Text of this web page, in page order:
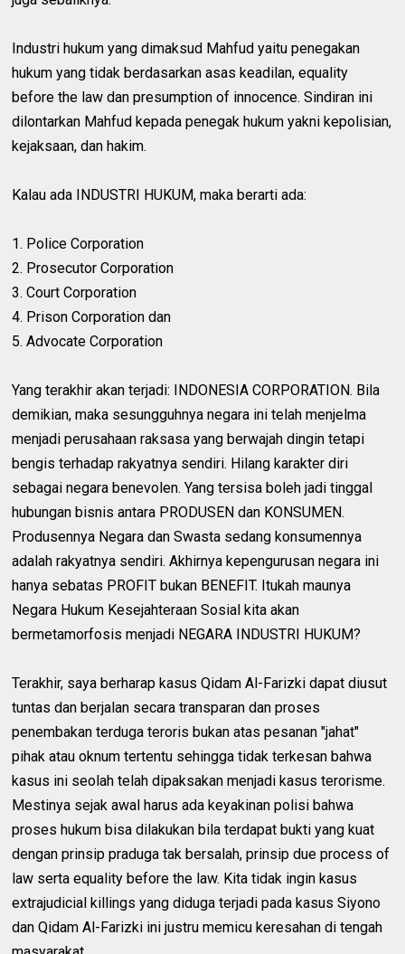
Industri hukum yang dimaksud Mahfud yaitu penegakan
hukum yang tidak berdasarkan asas keadilan, equality
before the law dan presumption of innocence. Sindiran ini
dilontarkan Mahfud kepada penegak hukum yakni kepolisian,
kejaksaan, dan hakim.
Kalau ada INDUSTRI HUKUM, maka berarti ada:
1. Police Corporation
2. Prosecutor Corporation
3. Court Corporation
4. Prison Corporation dan
5. Advocate Corporation
Yang terakhir akan terjadi: INDONESIA CORPORATION. Bila
demikian, maka sesungguhnya negara ini telah menjelma
menjadi perusahaan raksasa yang berwajah dingin tetapi
bengis terhadap rakyatnya sendiri. Hilang karakter diri
sebagai negara benevolen. Yang tersisa boleh jadi tinggal
hubungan bisnis antara PRODUSEN dan KONSUMEN.
Produsennya Negara dan Swasta sedang konsumennya
adalah rakyatnya sendiri. Akhirnya kepengurusan negara ini
hanya sebatas PROFIT bukan BENEFIT. Itukah maunya
Negara Hukum Kesejahteraan Sosial kita akan
bermetamorfosis menjadi NEGARA INDUSTRI HUKUM?
Terakhir, saya berharap kasus Qidam Al-Farizki dapat diusut
tuntas dan berjalan secara transparan dan proses
penembakan terduga teroris bukan atas pesanan "jahat"
pihak atau oknum tertentu sehingga tidak terkesan bahwa
kasus ini seolah telah dipaksakan menjadi kasus terorisme.
Mestinya sejak awal harus ada keyakinan polisi bahwa
proses hukum bisa dilakukan bila terdapat bukti yang kuat
dengan prinsip praduga tak bersalah, prinsip due process of
law serta equality before the law. Kita tidak ingin kasus
extrajudicial killings yang diduga terjadi pada kasus Siyono
dan Qidam Al-Farizki ini justru memicu keresahan di tengah